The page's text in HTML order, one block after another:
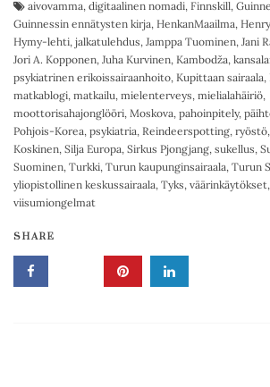
aivovamma, digitaalinen nomadi, Finnskill,
Guinnessin ennätysten kirja, HenkanMaailma,
Hymy-lehti, jalkatulehdus, Jamppa Tuominen, Jani
Jori A. Kopponen, Juha Kurvinen, Kambodža,
psykiatrinen erikoissairaanhoito, Kupittaan sairaala,
matkablogi, matkailu, mielenterveys, mielialahäiriö,
moottorisahajonglööri, Moskova, pahoinpitely,
Pohjois-Korea, psykiatria, Reindeerspotting, ryöstö,
Koskinen, Silja Europa, Sirkus Pjongjang, sukellus,
Suominen, Turkki, Turun kaupunginsairaala, Turun
yliopistollinen keskussairaala, Tyks, väärinkäytökset,
viisumiongelmat
SHARE